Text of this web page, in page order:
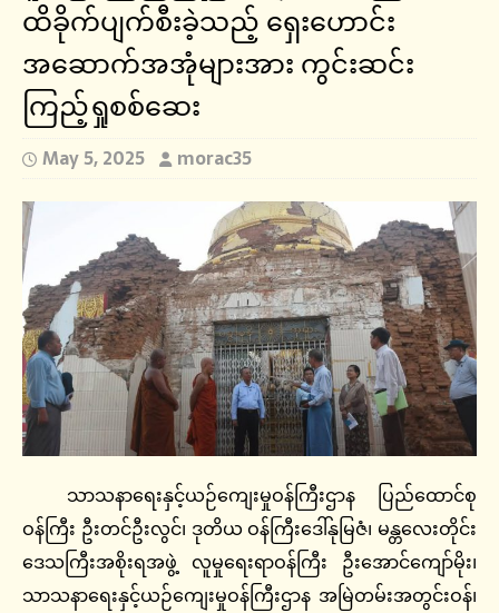
ထိခိုက်ပျက်စီးခဲ့သည့် ရှေးဟောင်း
အဆောက်အအုံများအား ကွင်းဆင်း
ကြည့်ရှုစစ်ဆေး
May 5, 2025 morac35
သာသနာရေးနှင့်ယဉ်ကျေးမှုဝန်ကြီးဌာန ပြည်ထောင်စု
ဝန်ကြီး ဦးတင်ဦးလွင်၊ ဒုတိယ ဝန်ကြီးဒေါ်နုမြဇံ၊ မန္တလေးတိုင်း
ဒေသကြီးအစိုးရအဖွဲ့ လူမှုရေးရာဝန်ကြီး ဦးအောင်ကျော်မိုး၊
သာသနာရေးနှင့်ယဉ်ကျေးမှုဝန်ကြီးဌာန အမြဲတမ်းအတွင်းဝန်၊